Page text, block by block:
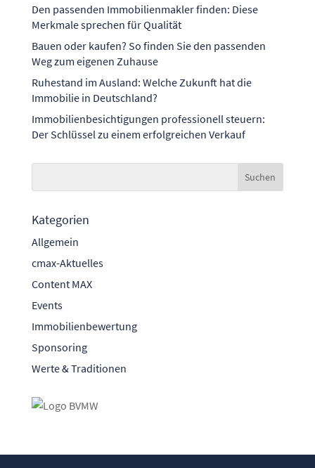
Den passenden Immobilienmakler finden: Diese
Merkmale sprechen für Qualität
Bauen oder kaufen? So finden Sie den passenden
Weg zum eigenen Zuhause
Ruhestand im Ausland: Welche Zukunft hat die
Immobilie in Deutschland?
Immobilienbesichtigungen professionell steuern:
Der Schlüssel zu einem erfolgreichen Verkauf
Kategorien
Allgemein
cmax-Aktuelles
Content MAX
Events
Immobilienbewertung
Sponsoring
Werte & Traditionen